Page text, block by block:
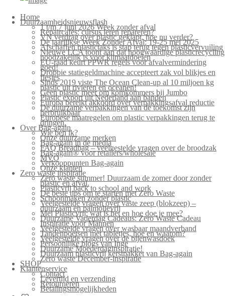
Home
Duurzaamheidsnieuwsflash
1 t/m 7 juni 2026 Week zonder afval
Repaircafés: cursus leren repareren?
VN verdrag over plastic geklapt, hoe nu verder?
De jaarlijkse Week Zonder Afval: 19-25 mei 2025
Afschaffen plastictaks is stap terug tegen plasticvervuiling
Nieuwe LCA toont aan dat hoogwaardige plasticrecycling
noodzakelijk is voor klimaatdoelen
EU-raad keurt PPWR regels voor afvalvermindering
goed!
Droppie statiegeldmachine accepteert zak vol blikjes en
flesjes
Sinds 2019 viste The Ocean Clean-up al 10 miljoen kg
plastic uit rivieren en oceanen!
Geen plastic meer om komkommers bij Jumbo
Plastic export uit Nederland aan banden
Europa bereikt akkoord over verpakkingsafval reductie
De duurzame verpakkingen van de toekomst zijn
herbruikbaar
Europese maatregelen om plastic verpakkingen terug te
dringen.
Over Bag-again
Wie ben ik?
Onze duurzame merken
Bag-again in de media
FAQ Breadbag – veelgestelde vragen over de broodzak
Bag-again® voor retailers/wholesale
MVO
Verkooppunten Bag-again
Onze klanten
Zero waste inspiratie
Zero waste summer! Duurzaam de zomer door zonder
plastic en afval.
Plasticvrij back to school and work
De beste tips om te starten met Zero Waste
Schoonmaken zonder plastic
Veelgestelde vragen over vaste zeep (blokzeep) –
duurzaam en palmolievrij
Mei Plasticvrij: wat is het en hoe doe je mee?
Duurzame Vaderdag Cadeaus: Zero Waste Cadeau
Inspiratie voor Mannen
Veelgestelde vragen over wasbaar maandverband
Tandenpoetsen met tabletjes, hoe en waarom?
Veelgestelde vragen over de bijenwasdoek
Persoonlijke blogs van Inge
Duurzame Moederdaginspiratie!
Duurzaam plasticvrij kerstpakket van Bag-again
Zero waste December-inspiratie
SHOP
Klantenservice
Contact
Levertijd en verzending
Retourneren
Betalingsmogelijkheden